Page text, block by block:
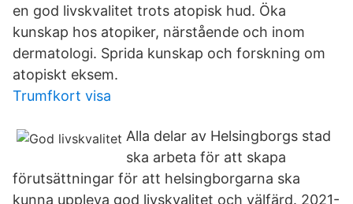
en god livskvalitet trots atopisk hud. Öka
kunskap hos atopiker, närstående och inom
dermatologi. Sprida kunskap och forskning om
atopiskt eksem.
Trumfkort visa
Alla delar av Helsingborgs stad
ska arbeta för att skapa
förutsättningar för att helsingborgarna ska
kunna uppleva god livskvalitet och välfärd. 2021-